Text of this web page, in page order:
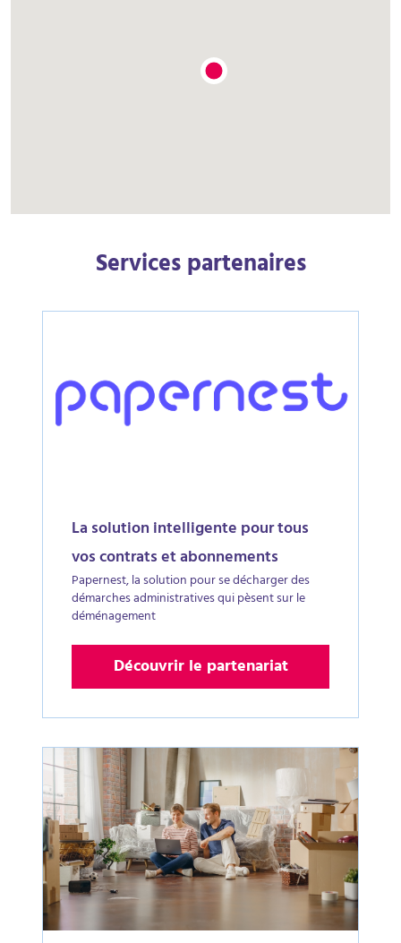
Services partenaires
La solution intelligente pour tous
vos contrats et abonnements
Papernest, la solution pour se décharger des
démarches administratives qui pèsent sur le
déménagement
Découvrir le partenariat